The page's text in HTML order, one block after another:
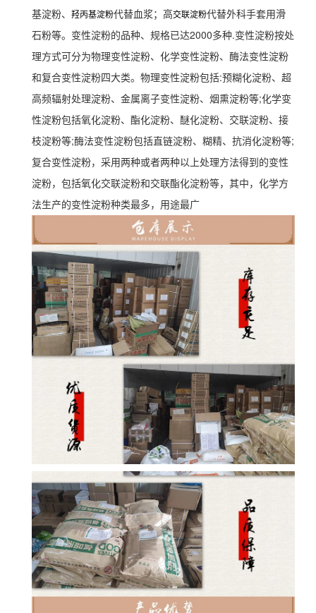
基淀粉、
羟丙基淀粉代替血浆；高交联淀粉代替外科手套用滑
石粉等。 变性淀粉的品种、规格已达2000多种.变性淀粉按处
理方式可分为物理变性淀粉、化学变性淀粉、酶法变性淀粉
和复合变性淀粉四大类。物理变性淀粉包括:预糊化淀粉、超
高频辐射处理淀粉、金属离子变性淀粉、烟熏淀粉等;化学变
性淀粉包括氧化淀粉、酯化淀粉、醚化淀粉、交联淀粉、接
枝淀粉等;酶法变性淀粉包括直链淀粉、糊精、抗消化淀粉等;
复合变性淀粉，采用两种或者两种以上处理方法得到的变性
淀粉，包括氧化交联淀粉和交联酯化淀粉等，其中，化学方
法生产的变性淀粉种类最多，用途最广